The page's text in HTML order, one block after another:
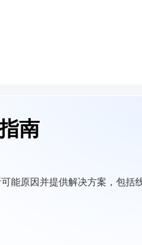
南
能原因并提供解决方案，包括